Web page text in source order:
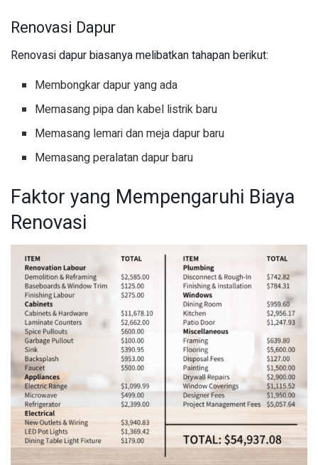
Renovasi Dapur
Renovasi dapur biasanya melibatkan tahapan berikut:
Membongkar dapur yang ada
Memasang pipa dan kabel listrik baru
Memasang lemari dan meja dapur baru
Memasang peralatan dapur baru
Faktor yang Mempengaruhi Biaya
Renovasi